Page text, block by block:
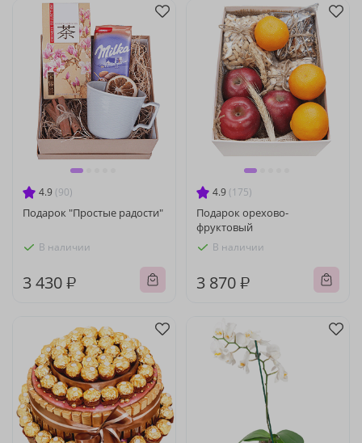
4.9 (90)
Подарок "Простые радости"
В наличии
3 430 ₽
4.9 (175)
Подарок орехово-
фруктовый
В наличии
3 870 ₽